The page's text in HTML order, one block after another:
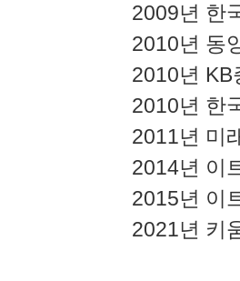
2009년 한
2010년 동
2010년 KB
2010년 한
2011년 미
2014년 이
2015년 이
2021년 키